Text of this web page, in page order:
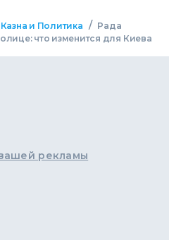
Казна и Политика / Рада
что изменится для Киева
рекламы